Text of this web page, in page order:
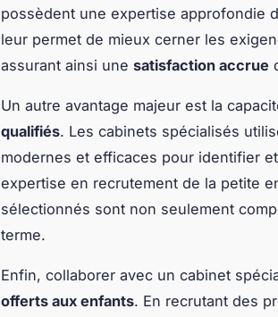
possèdent une expertise approfondie
leur permet de mieux cerner les
assurant ainsi une satisfaction accrue
Un autre avantage majeur est la
qualifiés. Les cabinets spécialisés
modernes et efficaces pour identifier
expertise en recrutement de la petite
sélectionnés sont non seulement
terme.
Enfin, collaborer avec un cabinet
offerts aux enfants. En recrutant des